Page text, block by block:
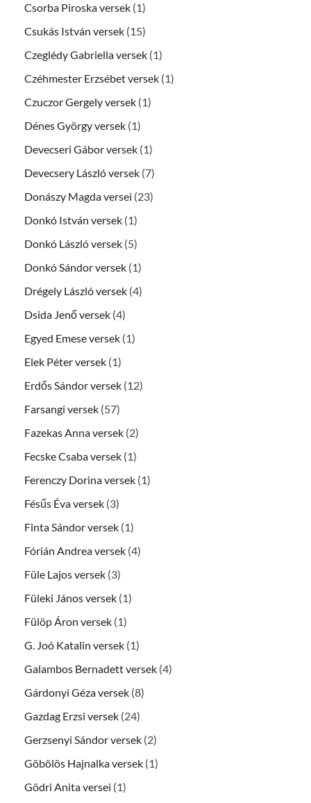
Csorba Piroska versek (1)
Csukás István versek (15)
Czeglédy Gabriella versek (1)
Czéhmester Erzsébet versek (1)
Czuczor Gergely versek (1)
Dénes György versek (1)
Devecseri Gábor versek (1)
Devecsery László versek (7)
Donászy Magda versei (23)
Donkó István versek (1)
Donkó László versek (5)
Donkó Sándor versek (1)
Drégely László versek (4)
Dsida Jenő versek (4)
Egyed Emese versek (1)
Elek Péter versek (1)
Erdős Sándor versek (12)
Farsangi versek (57)
Fazekas Anna versek (2)
Fecske Csaba versek (1)
Ferenczy Dorina versek (1)
Fésűs Éva versek (3)
Finta Sándor versek (1)
Fórián Andrea versek (4)
Füle Lajos versek (3)
Füleki János versek (1)
Fülöp Áron versek (1)
G. Joó Katalin versek (1)
Galambos Bernadett versek (4)
Gárdonyi Géza versek (8)
Gazdag Erzsi versek (24)
Gerzsenyi Sándor versek (2)
Göbölös Hajnalka versek (1)
Gödri Anita versei (1)